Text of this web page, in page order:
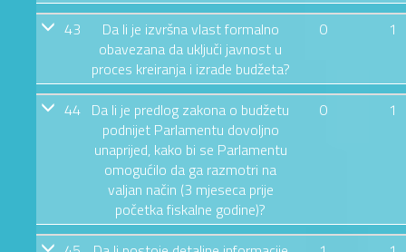
43
Da li je izvršna vlast formalno
obavezana da uključi javnost u
proces kreiranja i izrade budžeta?
0 1
44 Da li je predlog zakona o budžetu
podnijet Parlamentu dovoljno
unaprijed, kako bi se Parlamentu
omogućilo da ga razmotri na
valjan način (3 mjeseca prije
početka fiskalne godine)?
0 1